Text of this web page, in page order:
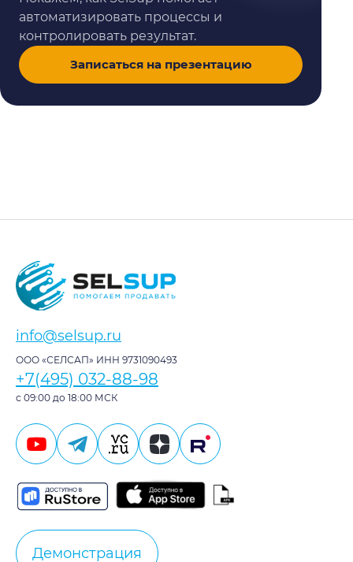
автоматизировать процессы и
контролировать результат.
Записаться на презентацию
info@selsup.ru
ООО «СЕЛСАП» ИНН 9731090493
+7(495) 032-88-98
с 09:00 до 18:00 МСК
Демонстрация